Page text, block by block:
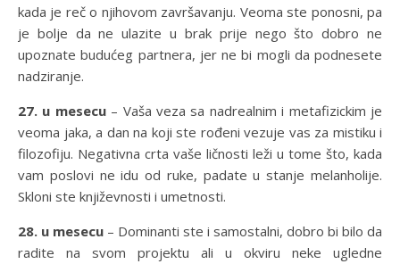
kada je reč o njihovom završavanju. Veoma ste ponosni, pa
je bolje da ne ulazite u brak prije nego što dobro ne
upoznate budućeg partnera, jer ne bi mogli da podnesete
nadziranje.
27. u mesecu – Vaša veza sa nadrealnim i metafizickim je
veoma jaka, a dan na koji ste rođeni vezuje vas za mistiku i
filozofiju. Negativna crta vaše ličnosti leži u tome što, kada
vam poslovi ne idu od ruke, padate u stanje melanholije.
Skloni ste književnosti i umetnosti.
28. u mesecu – Dominanti ste i samostalni, dobro bi bilo da
radite na svom projektu ali u okviru neke ugledne